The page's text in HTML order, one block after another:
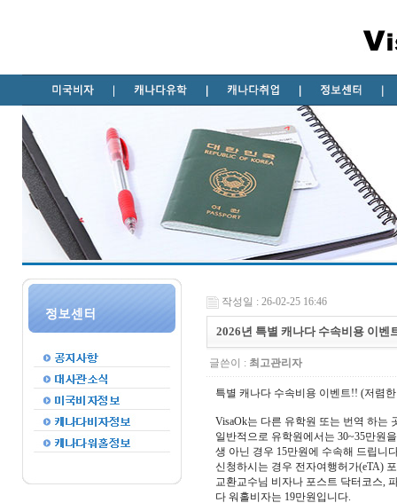
작성일 : 26-02-25 16:46
2026년 특별 캐나다 수속비용 이벤
글쓴이 : 최고관리자
특별 캐나다 수속비용 이벤트!! (저렴
VisaOk는 다른 유학원 또는 번역 하는
일반적으로 유학원에서는 30~35만원
생 아닌 경우 15만원에 수속해 드립니
신청하시는 경우 전자여행허가(eTA)
교환교수님 비자나 포스트 닥터코스,
다 워홀비자는 19만원입니다.